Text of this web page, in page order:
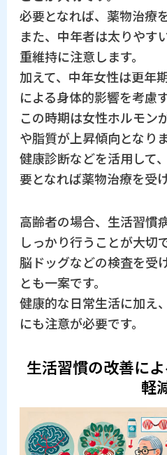
必要となれば、薬物治療
また、中年者は太りやす
重維持に注意します。
加えて、中年女性は更年
による身体的影響を考慮
この時期は女性ホルモン
や脂質が上昇傾向となりま
健康診断などを活用して
要となれば薬物治療を受
高齢者の場合、生活習慣
しっかり行うことが大切で
脳ドッグなどの検査を受
とも一案です。
健康的な日常生活に加え
にも注意が必要です。
生活習慣の改善に
軽